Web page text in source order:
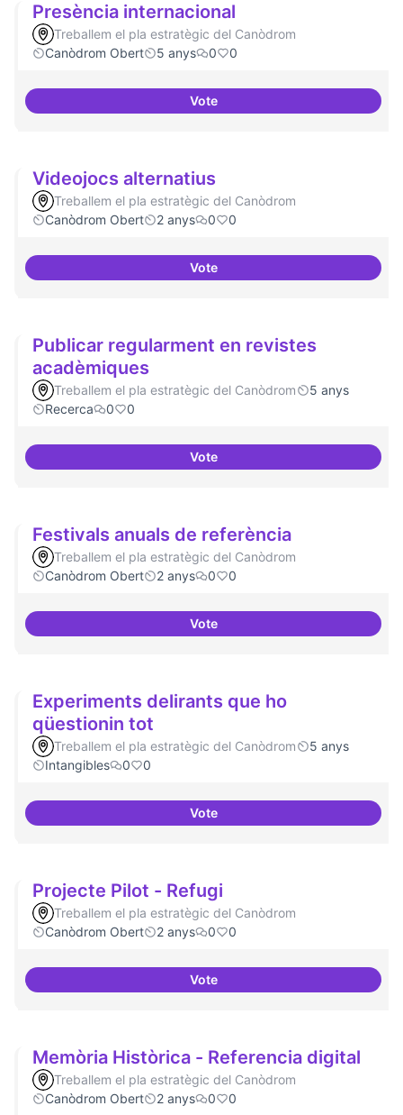
Presència internacional
Treballem el pla estratègic del Canòdrom
Canòdrom Obert
5 anys 0 0
VotePresència internacional
Videojocs alternatius
Treballem el pla estratègic del Canòdrom
Canòdrom Obert
2 anys 0 0
VoteVideojocs alternatius
Publicar regularment en revistes
acadèmiques
Treballem el pla estratègic del Canòdrom
5 anys
Recerca
0 0
VotePublicar regularment en
Festivals anuals de referència
Treballem el pla estratègic del Canòdrom
Canòdrom Obert
2 anys 0 0
VoteFestivals anuals de referència
Experiments delirants que ho
qüestionin tot
Treballem el pla estratègic del Canòdrom
5 anys
Intangibles
0 0
VoteExperiments delirants que ho
Projecte Pilot - Refugi
Treballem el pla estratègic del Canòdrom
Canòdrom Obert
2 anys 0 0
VoteProjecte Pilot - Refugi
Memòria Històrica - Referencia digital
Treballem el pla estratègic del Canòdrom
Canòdrom Obert
2 anys 0 0